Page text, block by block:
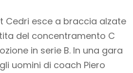
Cedri esce a braccia alzate
del concentramento C
in serie B. In una gara
uomini di coach Piero